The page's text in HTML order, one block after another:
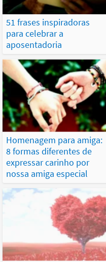
51 frases inspiradoras
para celebrar a
aposentadoria
Homenagem para amiga:
8 formas diferentes de
expressar carinho por
nossa amiga especial